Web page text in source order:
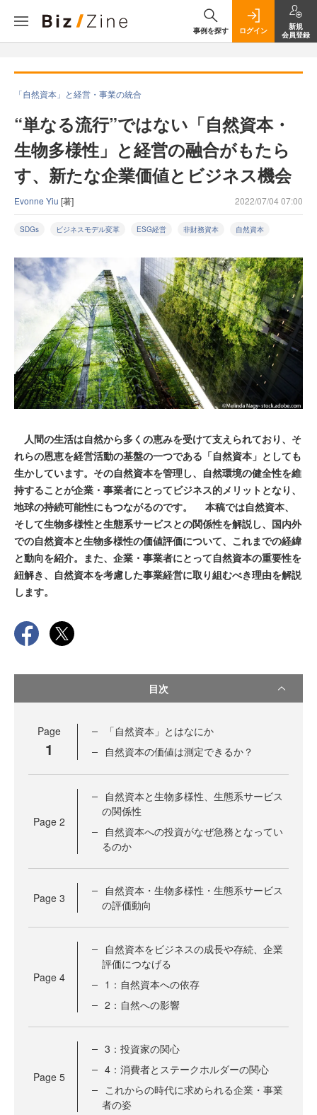
事例を探す ログイン
新規
会員登録
「自然資本」と経営・事業の統合
“単なる流行”ではない「自然資本・
生物多様性」と経営の融合がもたら
す、新たな企業価値とビジネス機会
Evonne Yiu [著] 2022/07/04 07:00
SDGs ビジネスモデル変革 ESG経営 非財務資本 自然資本
人間の生活は自然から多くの恵みを受けて支えられており、そ
れらの恩恵を経営活動の基盤の一つである「自然資本」としても
生かしています。その自然資本を管理し、自然環境の健全性を維
持することが企業・事業者にとってビジネス的メリットとなり、
地球の持続可能性にもつながるのです。 本稿では自然資本、
そして生物多様性と生態系サービスとの関係性を解説し、国内外
での自然資本と生物多様性の価値評価について、これまでの経緯
と動向を紹介。また、企業・事業者にとって自然資本の重要性を
紐解き、自然資本を考慮した事業経営に取り組むべき理由を解説
します。
目次
Page
1
「自然資本」とはなにか
自然資本の価値は測定できるか？
Page 2
自然資本と生物多様性、生態系サービス
の関係性
自然資本への投資がなぜ急務となってい
るのか
Page 3
自然資本・生物多様性・生態系サービス
の評価動向
Page 4
自然資本をビジネスの成長や存続、企業
評価につなげる
1：自然資本への依存
2：自然への影響
Page 5
3：投資家の関心
4：消費者とステークホルダーの関心
これからの時代に求められる企業・事業
者の姿